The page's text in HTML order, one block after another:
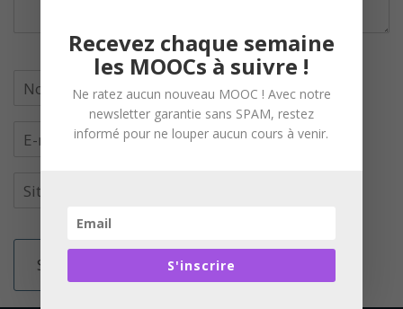
Recevez chaque semaine
les MOOCs à suivre !
Ne ratez aucun nouveau MOOC ! Avec notre
newsletter garantie sans SPAM, restez
informé pour ne louper aucun cours à venir.
S'inscrire